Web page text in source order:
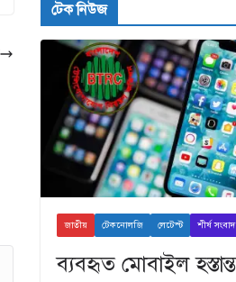
টেক নিউজ
জাতীয় টেকনোলজি লেটেস্ট শীর্ষ সংবাদ
ব্যবহৃত মোবাইল